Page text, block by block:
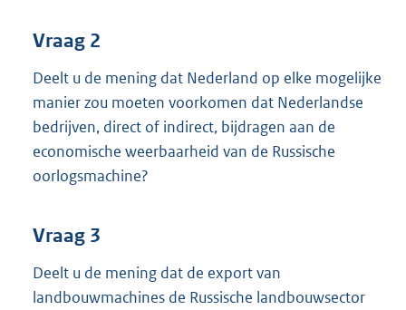
Vraag 2
Deelt u de mening dat Nederland op elke mogelijke
manier zou moeten voorkomen dat Nederlandse
bedrijven, direct of indirect, bijdragen aan de
economische weerbaarheid van de Russische
oorlogsmachine?
Vraag 3
Deelt u de mening dat de export van
landbouwmachines de Russische landbouwsector